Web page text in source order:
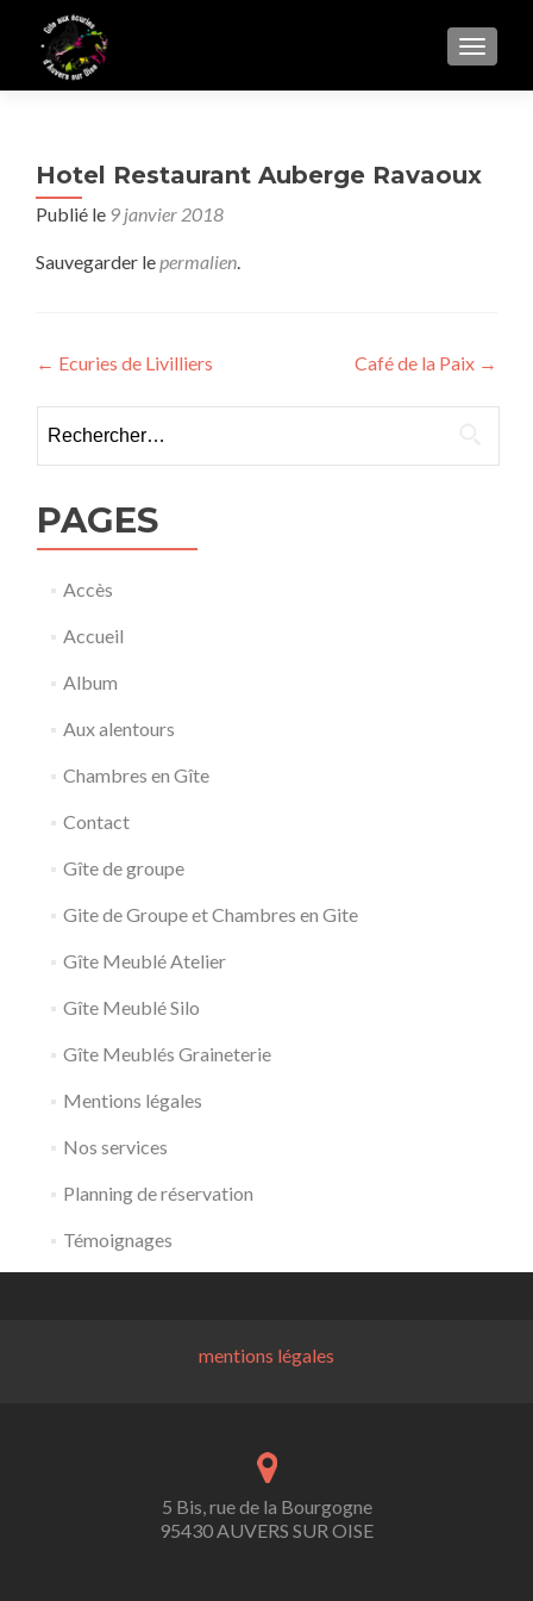
Hotel Restaurant Auberge Ravaoux
Publié le 9 janvier 2018
Sauvegarder lepermalien.
Navigation
de
l’article
← Ecuries de Livilliers Café de la Paix →
PAGES
Accès
Accueil
Album
Aux alentours
Chambres en Gîte
Contact
Gîte de groupe
Gite de Groupe et Chambres en Gite
Gîte Meublé Atelier
Gîte Meublé Silo
Gîte Meublés Graineterie
Mentions légales
Nos services
Planning de réservation
Témoignages
mentions légales
5 Bis, rue de la Bourgogne
95430 AUVERS SUR OISE